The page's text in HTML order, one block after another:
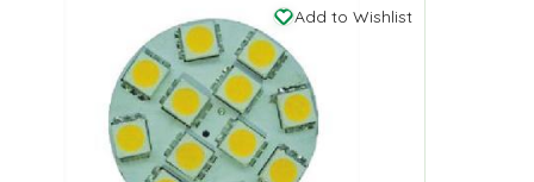
Add to Wishlist